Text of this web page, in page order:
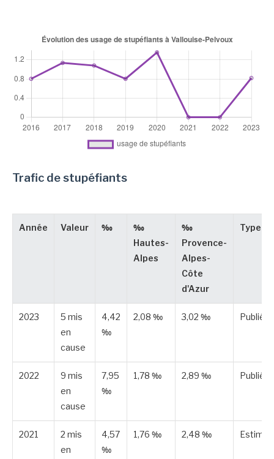
Trafic de stupéfiants
Année Valeur ‰
‰
Hautes-
Alpes
‰
Provence-
Alpes-
Côte
d'Azur
Type
2023
5 mis
en
cause
4,42
‰
2,08 ‰ 3,02 ‰ Publiée
2022
9 mis
en
cause
7,95
‰
1,78 ‰ 2,89 ‰ Publiée
2021
2 mis
en
4,57
‰
1,76 ‰ 2,48 ‰ Estimée